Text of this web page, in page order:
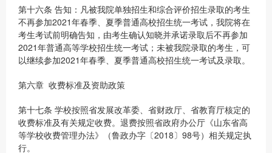
第十六条 告知：凡被我院单独招生和综合评价招生录取的考生
不再参加2021年春季、夏季普通高校招生统一考试，我院将在
考生考试前明确告知，由考生确认知晓并承诺录取后不再参加
2021年普通高等学校招生统一考试；未被我院录取的考生，可
以继续参加2021年春季、夏季普通高校招生统一考试及录取。
第六章 收费标准及资助政策
第十七条 学校按照省发展改革委、省财政厅、省教育厅核定的
收费标准及有关规定收费。退费按照省政府办公厅《山东省高
等学校收费管理办法》（鲁政办字〔2018〕98号）相关规定执
行。